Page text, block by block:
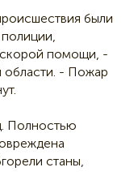
были
скорой помощи, -
области. - Пожар
Полностью
станы,